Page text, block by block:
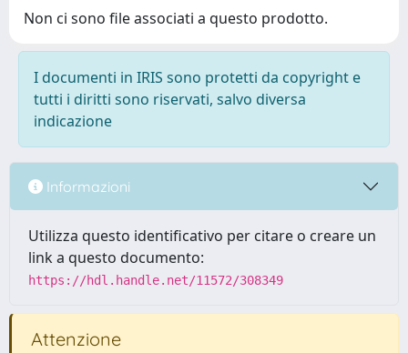
Non ci sono file associati a questo prodotto.
I documenti in IRIS sono protetti da copyright e
tutti i diritti sono riservati, salvo diversa
indicazione
Informazioni
Utilizza questo identificativo per citare o creare un
link a questo documento:
https://hdl.handle.net/11572/308349
Attenzione